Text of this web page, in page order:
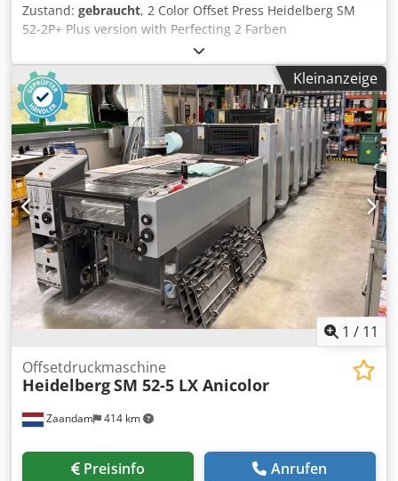
Zustand: gebraucht, 2 Color Offset Press Heidelberg SM
52-2P+ Plus version with Perfecting 2 Farben
Offsetdruckmaschine - 2 Color Offset Press Heidelberg SM
52-2P+ Baujahr / Year 1997 - Serial-No. 201301 Druckzahl /
Impressions 54 Mio. Format / Size min. 105 x 145mm - max.
370 x 520mm Papierdickenbereich / Paper thickness 0,06 -
0,4mm Feuchtwerk mit Kühlung / Dampening System
Alcolor - Baldwin Refrigeration Perfecting 1/1 - 2/0 CP-
Tronic, Autoplate, Plus Version
Farbwalzenwascheinrichtung / Ink roller wash-up device
Gummituchwascheinrichtung / Blanket wash-up device
Speed 15.000 Sheet Per Hour Powder Spray Grafix
Alphatronic 200 Inklusive Handbücher / Manuals Included
Online-Video-Inspection by WhatsApp - MS Zoom -
Telegram On Stock Emskirchen/Nürnberg - Available
Immediately - Can be test Dedpoy Ndinjfx Anmsck
Kleinanzeige
1 / 11
Zaandam 414 km
Offsetdruckmaschine
HeidelbergSM 52-5 LX Anicolor
Preisinfo Anrufen